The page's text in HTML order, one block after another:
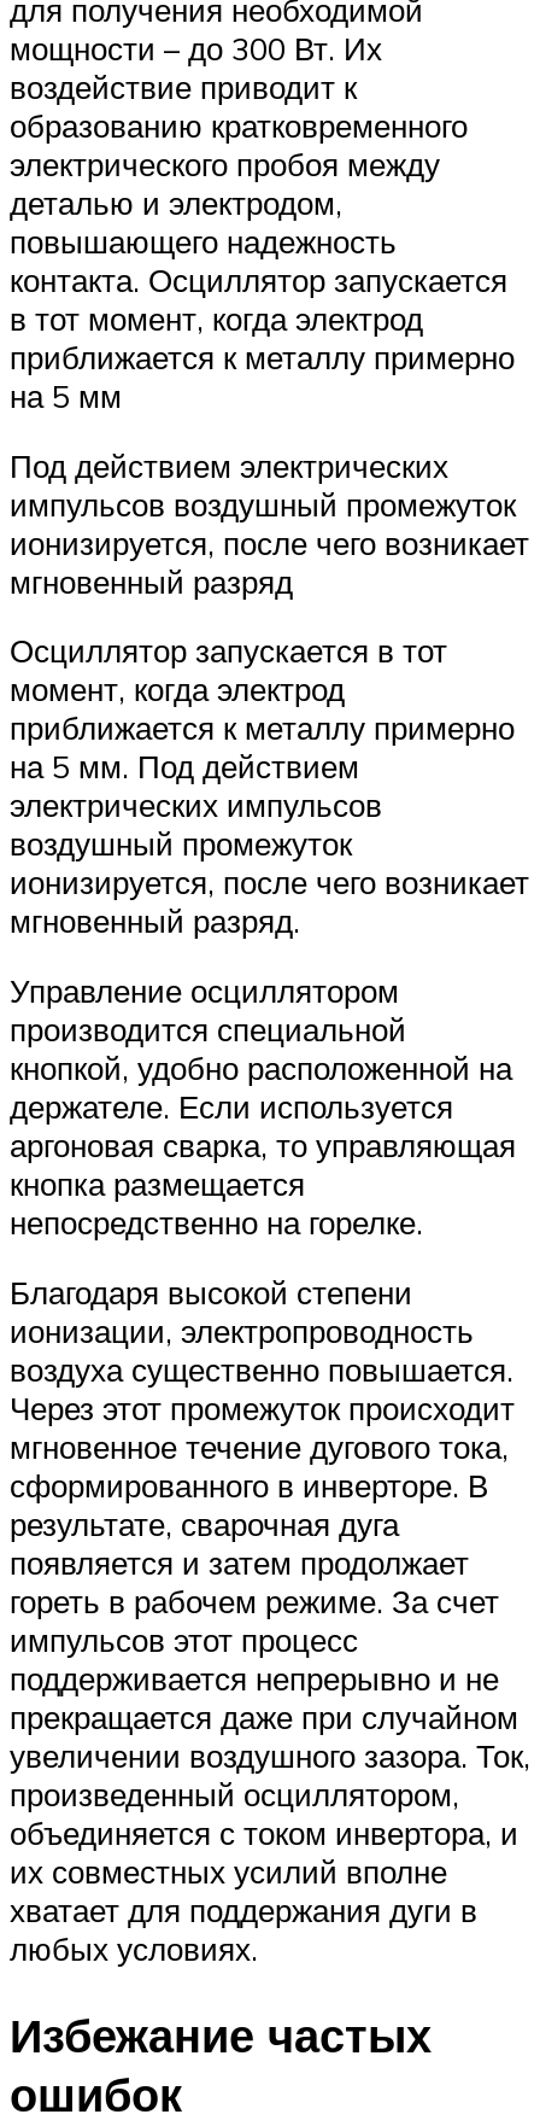
для получения необходимой
мощности – до 300 Вт. Их
воздействие приводит к
образованию кратковременного
электрического пробоя между
деталью и электродом,
повышающего надежность
контакта. Осциллятор запускается
в тот момент, когда электрод
приближается к металлу примерно
на 5 мм
Под действием электрических
импульсов воздушный промежуток
ионизируется, после чего возникает
мгновенный разряд
Осциллятор запускается в тот
момент, когда электрод
приближается к металлу примерно
на 5 мм. Под действием
электрических импульсов
воздушный промежуток
ионизируется, после чего возникает
мгновенный разряд.
Управление осциллятором
производится специальной
кнопкой, удобно расположенной на
держателе. Если используется
аргоновая сварка, то управляющая
кнопка размещается
непосредственно на горелке.
Благодаря высокой степени
ионизации, электропроводность
воздуха существенно повышается.
Через этот промежуток происходит
мгновенное течение дугового тока,
сформированного в инверторе. В
результате, сварочная дуга
появляется и затем продолжает
гореть в рабочем режиме. За счет
импульсов этот процесс
поддерживается непрерывно и не
прекращается даже при случайном
увеличении воздушного зазора. Ток,
произведенный осциллятором,
объединяется с током инвертора, и
их совместных усилий вполне
хватает для поддержания дуги в
любых условиях.
Избежание частых
ошибок